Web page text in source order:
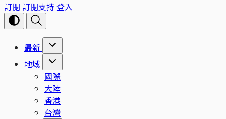
訂閱 訂閱支持登入
最新
地域
國際
大陸
香港
台灣